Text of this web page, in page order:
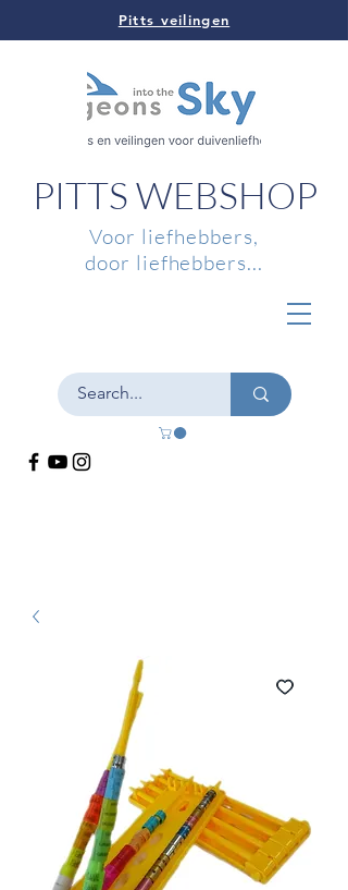
Pitts veilingen
PITTS WEBSHOP
Voor liefhebbers,
door liefhebbers...